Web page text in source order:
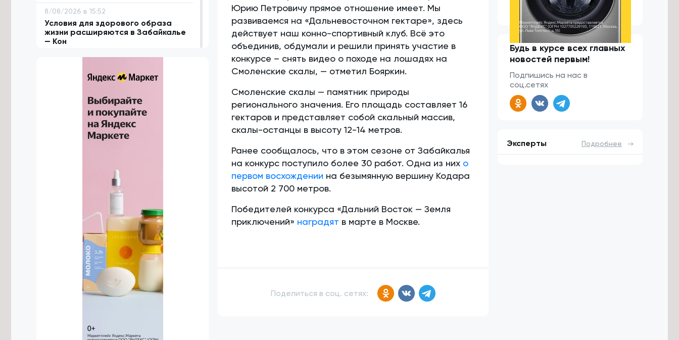
8/08/2026 в 15:52
Условия для здорового образа
жизни расширяются в Забайкалье
— Кон
В Забайкалье стали добывать
больше полезных ископаемых в
8/08/2026 в 13:52
Военные в Забайкалье учатся
уничтожать противника дронами-
Лосиха и её детёныш попали в
объектив фотоловушки в
Центр национальных игр планируют
открыть в Забайкальском крае
8/08/2026 в 10:55
Осипов: Забайкальские тренеры
воспитывают чемпионов мирового
8/08/2026 в 10:02
СВО ответственные направления
Юрию Петровичу прямое отношение имеет. Мы
развиваемся на «Дальневосточном гектаре», здесь
действует наш конно-спортивный клуб. Всё это
объединив, обдумали и решили принять участие в
конкурсе – снять видео о походе на лошадях на
Смоленские скалы, — отметил Бояркин.
Смоленские скалы — памятник природы
регионального значения. Его площадь составляет 16
гектаров и представляет собой скальный массив,
скалы-останцы в высоту 12-14 метров.
Ранее сообщалось, что в этом сезоне от Забайкалья
на конкурс поступило более 30 работ. Одна из них о
первом восхождении на безымянную вершину Кодара
высотой 2 700 метров.
Победителей конкурса «Дальний Восток — Земля
приключений» наградят в марте в Москве.
Поделиться в соц. сетях:
Будь в курсе всех главных
новостей первым!
Подпишись на нас в
соц.сетях
Эксперты Подробнее